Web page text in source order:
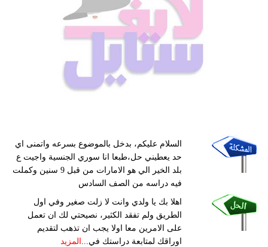
السلام عليكم، بدخل بالموضوع بسرعه واتمنى اي
حد يعطيني حل،طبعا انا سوري الجنسية واجيت ع
بلد الخير الي هو الامارات من قبل 9 سنين وكملت
فيه دراسه من الصف السادس
اهلا بك يا ولدي وانت لا زلت صغير وفي اول
الطريق ولم تفقد الكثير، نصيحتي لك ان تعمل
على الامرين معا اولا يجب ان تذهب لتقديم
اوراقك لمتابعة دراستك في... المزيد